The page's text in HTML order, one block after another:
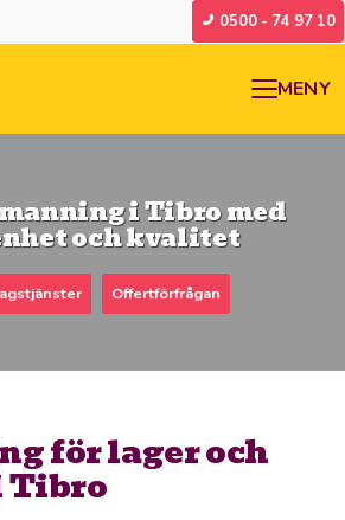
0500 - 74 97 10
MENY
i Tibro med
och kvalitet
Offertförfrågan
för lager och